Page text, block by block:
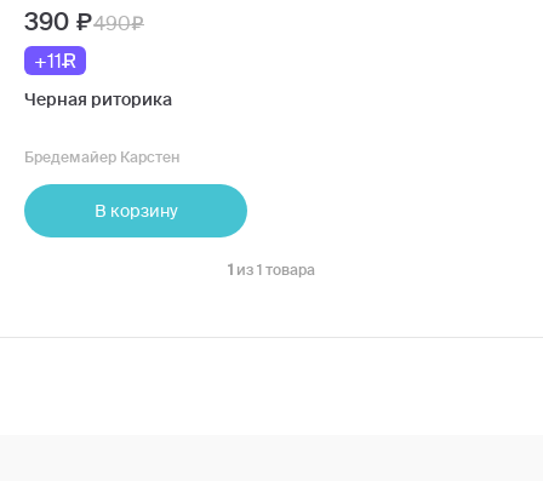
390
490
+11
Черная риторика
Бредемайер Карстен
В корзину
1 из 1 товара